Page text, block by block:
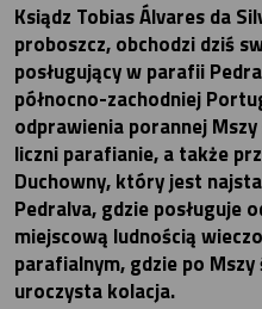
Ksiądz Tobias Álvares da
proboszcz, obchodzi dziś
posługujący w parafii
północno-zachodniej
odprawienia porannej
liczni parafianie, a także
Duchowny, który jest
Pedralva, gdzie posługuje
miejscową ludnością
parafialnym, gdzie po
uroczysta kolacja.